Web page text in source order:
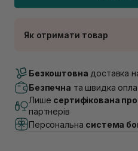
Як отримати товар
Немає в наявності!
Немає в наявності!
Самовивіз м. Львів, вул.
(Duck’s Lake)
Немає в наявності!
Безкоштовна доставка
Безпечна та швидка
Лише сертифікована
партнерів
Персональна система